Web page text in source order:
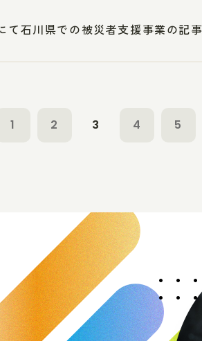
て石川県での被災者支援事業の記
1 2 3 4 5